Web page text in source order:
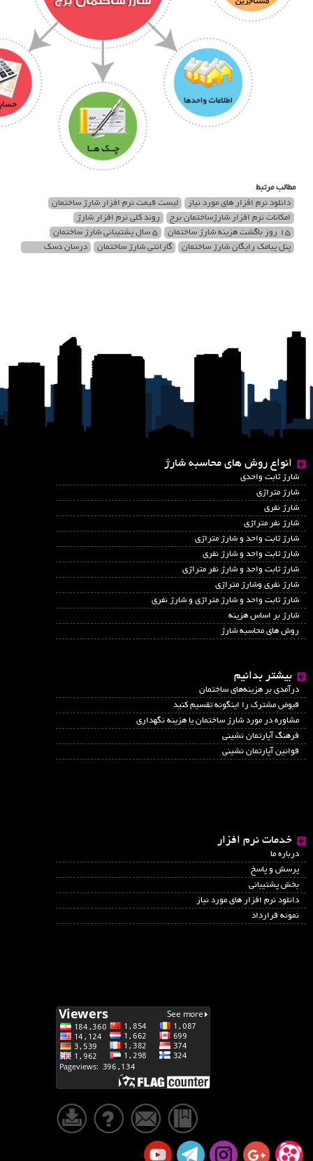
مطالب مرتبط
دانلود نرم افزار های مورد نیاز
لیست قیمت نرم افزار شارژ ساختمان
امکانات نرم افزار شارژساختمان برج
روند کلی نرم افزار شارژ
15 روز باگشت هزینه شارژ ساختمان
5 سال پشتیبانی شارژ ساختمان
پنل پیامک رایگان شارژ ساختمان
گارانتی شارژ ساختمان درسان دسک
انواع روش های محاسبه شارژ
شارژ ثابت واحدی
شارژ متراژی
شارژ نفری
شارژ نفر متراژی
شارژ ثابت واحد و شارژ متراژی
شارژ ثابت واحد و شارژ نفری
شارژ ثابت واحد و شارژ نفر متراژی
شارژ نفری وشارژ متراژی
شارژ ثابت واحد و شارژ متراژی و شارژ نفری
شارژ بر اساس هزینه
روش های محاسبه شارژ
بیشتر بدانیم
درآمدي بر هزينه‌هاي ساختمان
قبوض مشترک را اینگونه تقسیم کنید
مشاوره در مورد شارژ ساختمان یا هزینه نگهداری
فرهنگ آپارتمان نشینی
قوانین آپارتمان نشینی
خدمات نرم افزار
درباره ما
پرسش و پاسخ
بخش پشتیبانی
دانلود نرم افزار های مورد نیاز
نمونه قرارداد